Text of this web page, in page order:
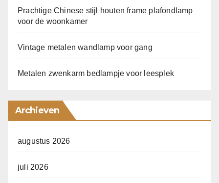
Prachtige Chinese stijl houten frame plafondlamp
voor de woonkamer
Vintage metalen wandlamp voor gang
Metalen zwenkarm bedlampje voor leesplek
Archieven
augustus 2026
juli 2026